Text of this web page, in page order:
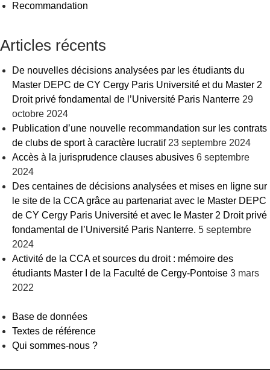
Recommandation
Articles récents
De nouvelles décisions analysées par les étudiants du
Master DEPC de CY Cergy Paris Université et du Master 2
Droit privé fondamental de l’Université Paris Nanterre 29
octobre 2024
Publication d’une nouvelle recommandation sur les contrats
de clubs de sport à caractère lucratif 23 septembre 2024
Accès à la jurisprudence clauses abusives 6 septembre
2024
Des centaines de décisions analysées et mises en ligne sur
le site de la CCA grâce au partenariat avec le Master DEPC
de CY Cergy Paris Université et avec le Master 2 Droit privé
fondamental de l’Université Paris Nanterre. 5 septembre
2024
Activité de la CCA et sources du droit : mémoire des
étudiants Master I de la Faculté de Cergy-Pontoise 3 mars
2022
Base de données
Textes de référence
Qui sommes-nous ?